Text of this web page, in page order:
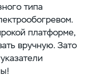
типа
платформе,
вручную. Зато